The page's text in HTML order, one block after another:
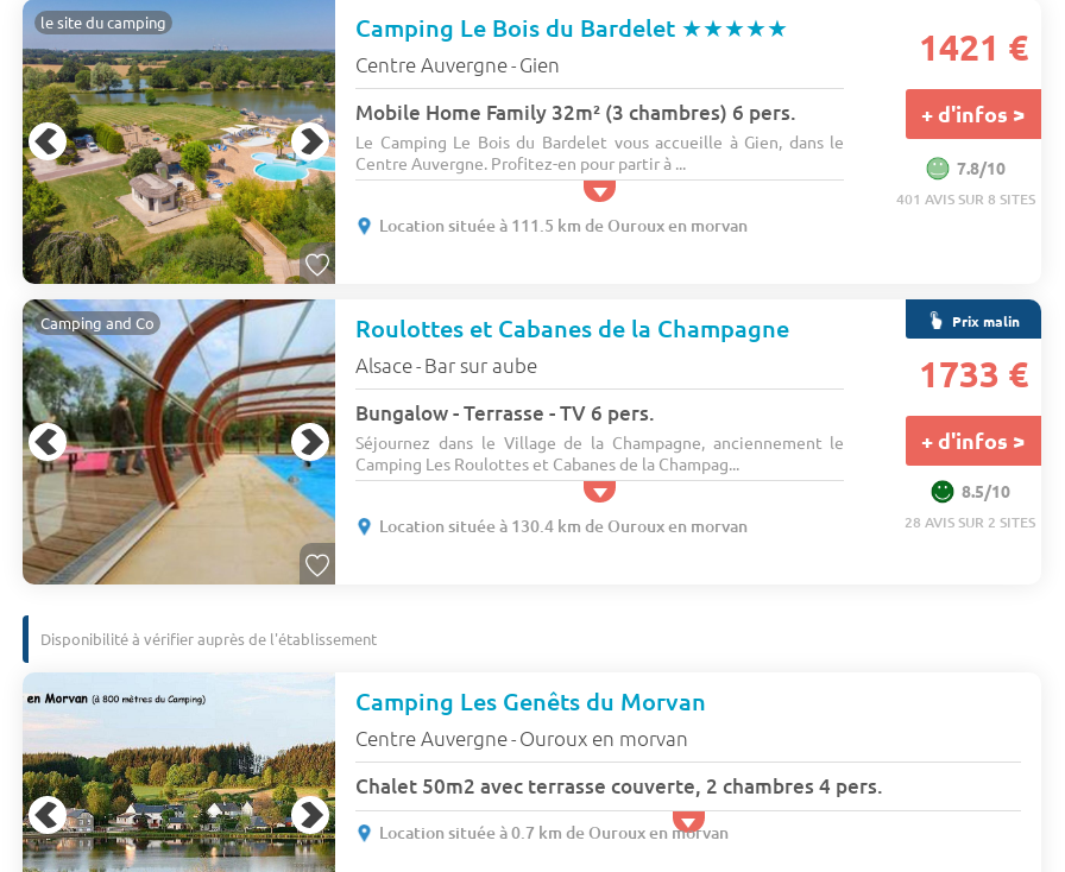
le site du camping Camping Le Bois du Bardelet ★★★★★
Centre Auvergne- Gien
Mobile Home Family 32m² (3 chambres) 6 pers.
Le Camping Le Bois du Bardelet vous accueille à Gien, dans le
Centre Auvergne. Profitez-en pour partir à ...
Location située à 111.5 km de Ouroux en morvan
1421 €
+ d'infos >
7.8/10
401 AVIS SUR 8 SITES
Camping and Co Roulottes et Cabanes de la Champagne
Alsace- Bar sur aube
Bungalow - Terrasse - TV 6 pers.
Séjournez dans le Village de la Champagne, anciennement le
Camping Les Roulottes et Cabanes de la Champag...
Location située à 130.4 km de Ouroux en morvan
Prix malin
1733 €
+ d'infos >
8.5/10
28 AVIS SUR 2 SITES
Disponibilité à vérifier auprès de l'établissement
Camping Les Genêts du Morvan
Centre Auvergne- Ouroux en morvan
Chalet 50m2 avec terrasse couverte, 2 chambres 4 pers.
Location située à 0.7 km de Ouroux en morvan